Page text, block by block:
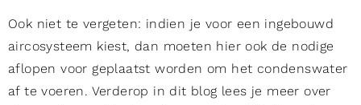
Ook niet te vergeten: indien je voor een ingebouwd
aircosysteem kiest, dan moeten hier ook de nodige
aflopen voor geplaatst worden om het condenswater
af te voeren. Verderop in dit blog lees je meer over